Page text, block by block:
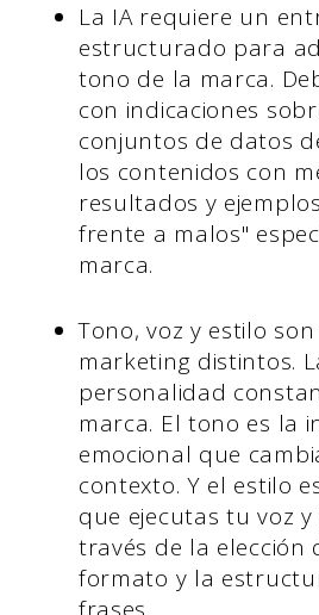
La IA requiere un
estructurado para
tono de la marca.
con indicaciones
conjuntos de datos
los contenidos con
resultados y
frente a malos"
marca.
Tono, voz y estilo
marketing distintos.
personalidad
marca. El tono es la
emocional que
contexto. Y el estilo
que ejecutas tu voz
través de la elección
formato y la
frases.